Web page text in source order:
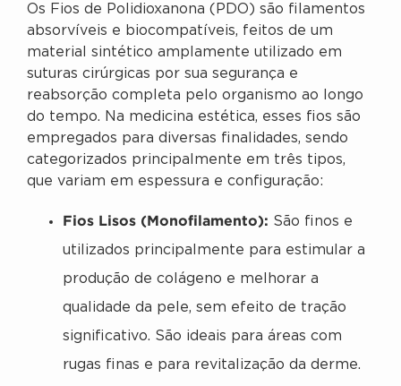
Os Fios de Polidioxanona (PDO) são filamentos
absorvíveis e biocompatíveis, feitos de um
material sintético amplamente utilizado em
suturas cirúrgicas por sua segurança e
reabsorção completa pelo organismo ao longo
do tempo. Na medicina estética, esses fios são
empregados para diversas finalidades, sendo
categorizados principalmente em três tipos,
que variam em espessura e configuração:
Fios Lisos (Monofilamento): São finos e
utilizados principalmente para estimular a
produção de colágeno e melhorar a
qualidade da pele, sem efeito de tração
significativo. São ideais para áreas com
rugas finas e para revitalização da derme.